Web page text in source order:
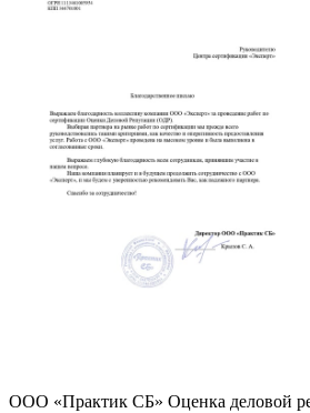
ООО «Практик СБ» Оценка деловой